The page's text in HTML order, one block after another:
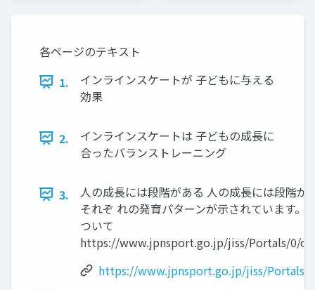
各ページのテキスト
1.
インラインスケートが 子どもに与える
効果
2.
インラインスケートは 子どもの成長に
合ったバランストレーニング
3.
人の成長には段階がある 人の成長には段階
それぞ れの発育パターンが示されています
ついて
https://www.jpnsport.go.jp/jiss/Portals/0/
https://www.jpnsport.go.jp/jiss/Portals/